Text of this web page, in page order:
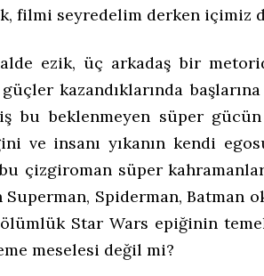
filmi seyredelim derken içimiz
ezik, üç arkadaş bir
kazandıklarında
bu beklenmeyen süper
ve insanı yıkanın kendi
çizgiroman süper
Spiderman, Batman
Star Wars epiğinin
meselesi değil mi?